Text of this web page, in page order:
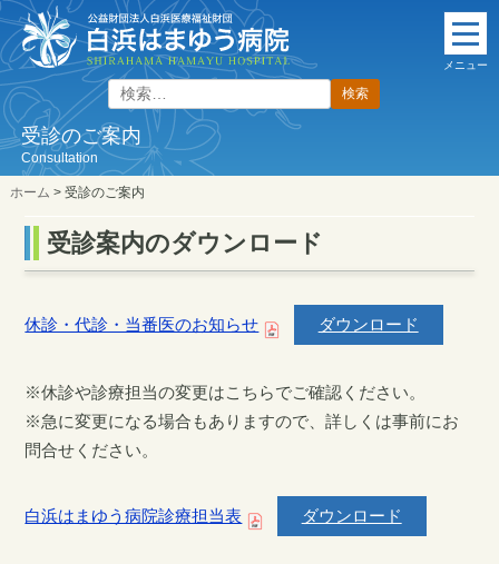
本
文
に
ス
キ
プ
検
索:
メニュー
受診のご案内
Consultation
ホーム > 受診のご案内
受診案内のダウンロード
休診・代診・当番医のお知らせ ダウンロード
※休診や診療担当の変更はこちらでご確認ください。
※急に変更になる場合もありますので、詳しくは事前にお
問合せください。
白浜はまゆう病院診療担当表 ダウンロード